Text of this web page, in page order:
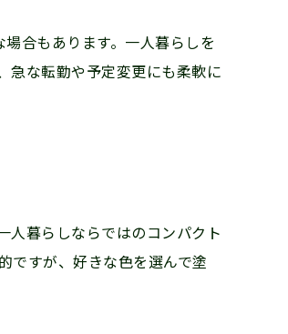
合もあります。一人暮らしを
急な転勤や予定変更にも柔軟に
人暮らしならではのコンパクト
ですが、好きな色を選んで塗